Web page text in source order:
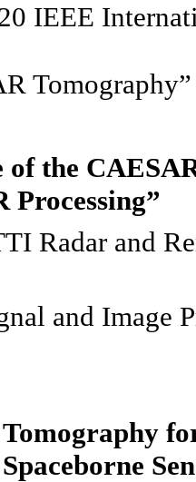
IEEE
of the
Processing”
Radar and
and Image